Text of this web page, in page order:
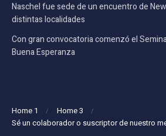
Naschel fue sede de un encuentro de
distintas localidades
Con gran convocatoria comenzó el
Buena Esperanza
Home 1
Home 3
Sé un colaborador o suscriptor de nuestro